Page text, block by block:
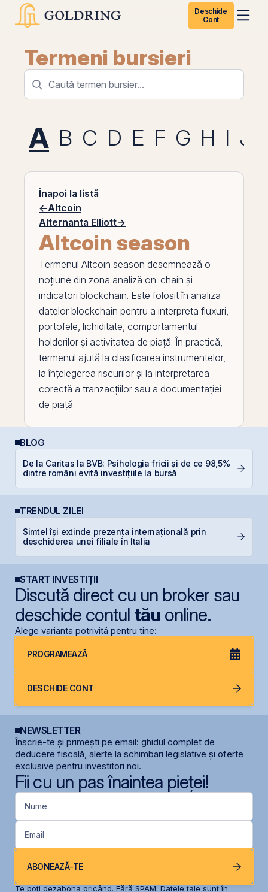
Deschide
Cont
Termeni bursieri
A B C D E F G H I J
Înapoi la listă
←Altcoin
Alternanta Elliott→
Altcoin season
Termenul Altcoin season desemnează o
noțiune din zona analiză on-chain și
indicatori blockchain. Este folosit în analiza
datelor blockchain pentru a interpreta fluxuri,
portofele, lichiditate, comportamentul
holderilor și activitatea de piață. În practică,
termenul ajută la clasificarea instrumentelor,
la înțelegerea riscurilor și la interpretarea
corectă a tranzacțiilor sau a documentației
de piață.
BLOG
De la Caritas la BVB: Psihologia fricii și de ce 98,5%
dintre români evită investițiile la bursă
TRENDUL ZILEI
Simtel își extinde prezența internațională prin
deschiderea unei filiale în Italia
START INVESTIȚII
Discută direct cu un broker sau
deschide contul tăuonline.
Alege varianta potrivită pentru tine:
PROGRAMEAZĂ
DESCHIDE CONT
NEWSLETTER
Înscrie-te și primești pe email: ghidul complet de
deducere fiscală, alerte la schimbari legislative și oferte
exclusive pentru investitori noi.
Fii cu un pas înaintea pieței!
Nume
Email
ABONEAZĂ-TE
Te poți dezabona oricând. Fără SPAM. Datele tale sunt în